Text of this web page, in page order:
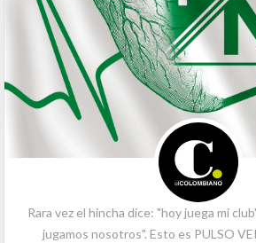
Rara vez el hincha dice: "hoy juega mi
jugamos nosotros". Esto es PULSO